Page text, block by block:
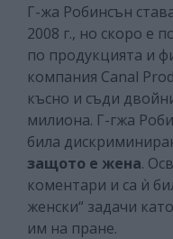
Г-жа Робинсън
2008 г., но скоро е
по продукцията и
компания Canal
късно и съди
милиона. Г-гжа
била
защото е жена.
коментари и са ѝ
женски“ задачи
им на пране.